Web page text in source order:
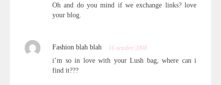
Oh and do you mind if we exchange links? love
your blog.
Fashion blah blah 16 octobre 2008
i’m so in love with your Lush bag, where can i
find it???